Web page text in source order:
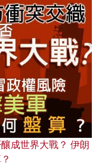
成世界大戰？ 伊朗